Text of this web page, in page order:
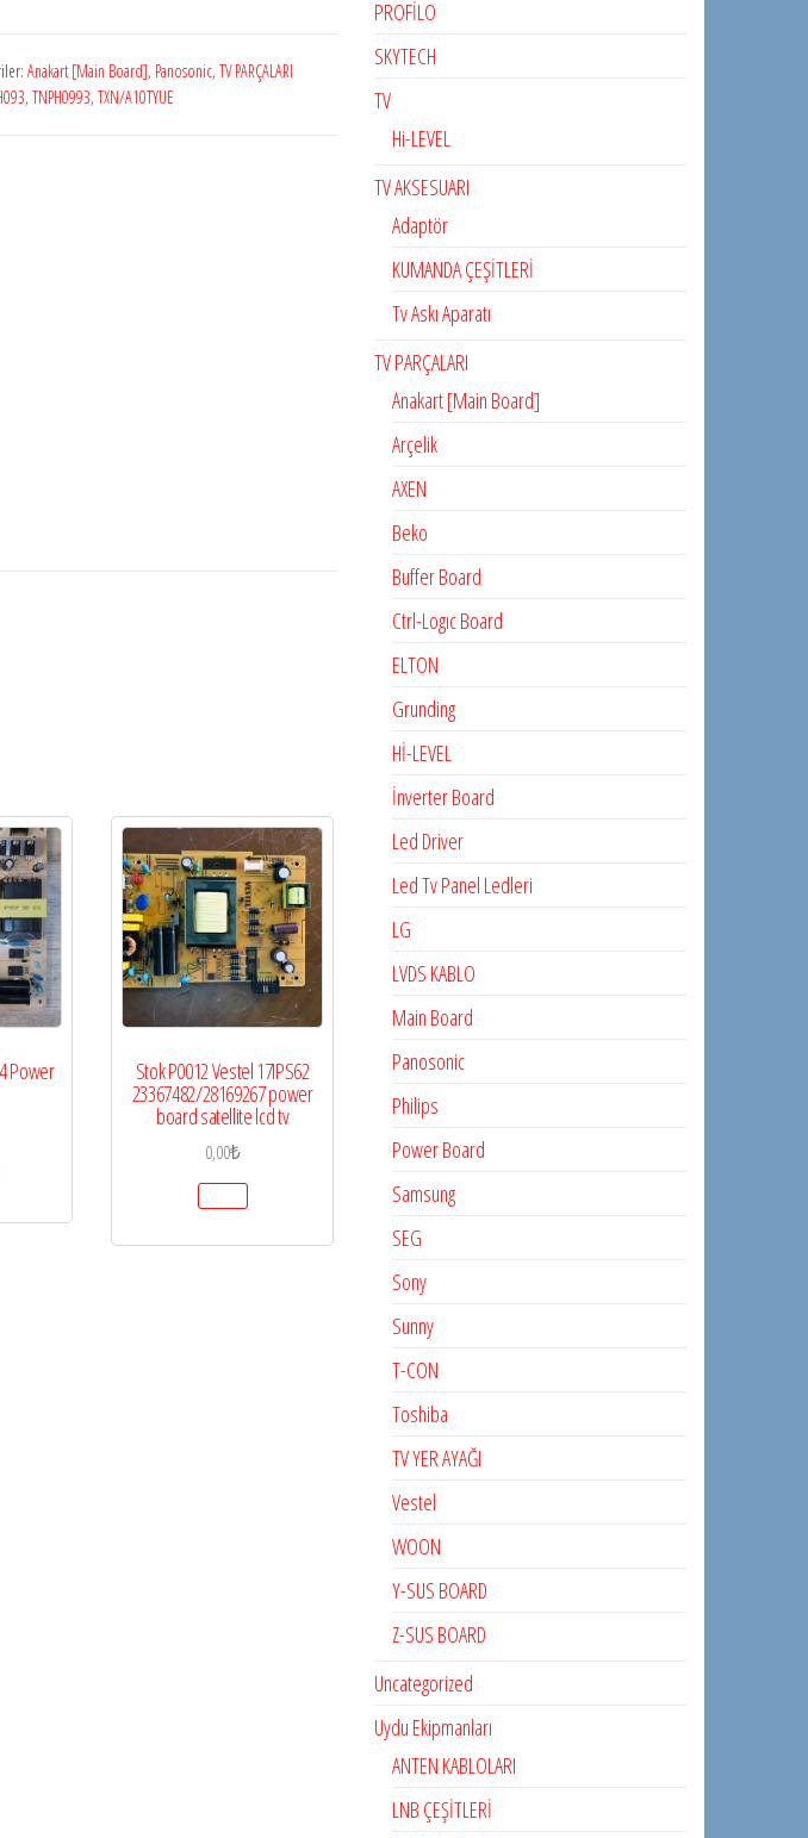
Anakart [Main Board], Panosonic, TV PARÇALARI
, TNPH0993, TXN/A10TYUE
Power Stok P0012 Vestel 17IPS62
23367482/28169267 power
board satellite lcd tv
0,00₺
PROFİLO
SKYTECH
TV
Hi-LEVEL
TV AKSESUARI
Adaptör
KUMANDA ÇEŞİTLERİ
Tv Askı Aparatı
TV PARÇALARI
Anakart [Main Board]
Arçelik
AXEN
Beko
Buffer Board
Ctrl-Logıc Board
ELTON
Grunding
Hİ-LEVEL
İnverter Board
Led Driver
Led Tv Panel Ledleri
LG
LVDS KABLO
Main Board
Panosonic
Philips
Power Board
Samsung
SEG
Sony
Sunny
T-CON
Toshiba
TV YER AYAĞI
Vestel
WOON
Y-SUS BOARD
Z-SUS BOARD
Uncategorized
Uydu Ekipmanları
ANTEN KABLOLARI
LNB ÇEŞİTLERİ